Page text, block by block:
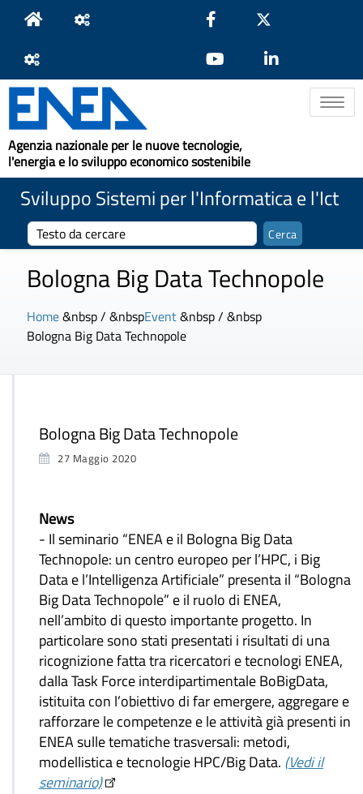
Toggle
Agenzia nazionale per le nuove tecnologie,
l'energia e lo sviluppo economico sostenibile
Sviluppo Sistemi per l'Informatica e l'Ict
Bologna Big Data Technopole
Home&nbsp / &nbspEvent&nbsp / &nbsp
Bologna Big Data Technopole
Bologna Big Data Technopole
27 Maggio 2020
News
- Il seminario “ENEA e il Bologna Big Data
Technopole: un centro europeo per l’HPC, i Big
Data e l’Intelligenza Artificiale” presenta il “Bologna
Big Data Technopole” e il ruolo di ENEA,
nell’ambito di questo importante progetto. In
particolare sono stati presentati i risultati di una
ricognizione fatta tra ricercatori e tecnologi ENEA,
dalla Task Force interdipartimentale BoBigData,
istituita con l’obiettivo di far emergere, aggregare e
rafforzare le competenze e le attività già presenti in
ENEA sulle tematiche trasversali: metodi,
modellistica e tecnologie HPC/Big Data. (Vedi il
seminario)